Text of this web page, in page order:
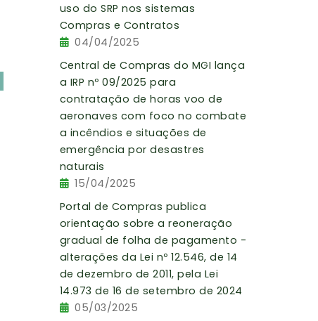
uso do SRP nos sistemas
Compras e Contratos
04/04/2025
Central de Compras do MGI lança
a IRP nº 09/2025 para
contratação de horas voo de
aeronaves com foco no combate
a incêndios e situações de
emergência por desastres
naturais
15/04/2025
Portal de Compras publica
orientação sobre a reoneração
gradual de folha de pagamento -
alterações da Lei nº 12.546, de 14
de dezembro de 2011, pela Lei
14.973 de 16 de setembro de 2024
05/03/2025